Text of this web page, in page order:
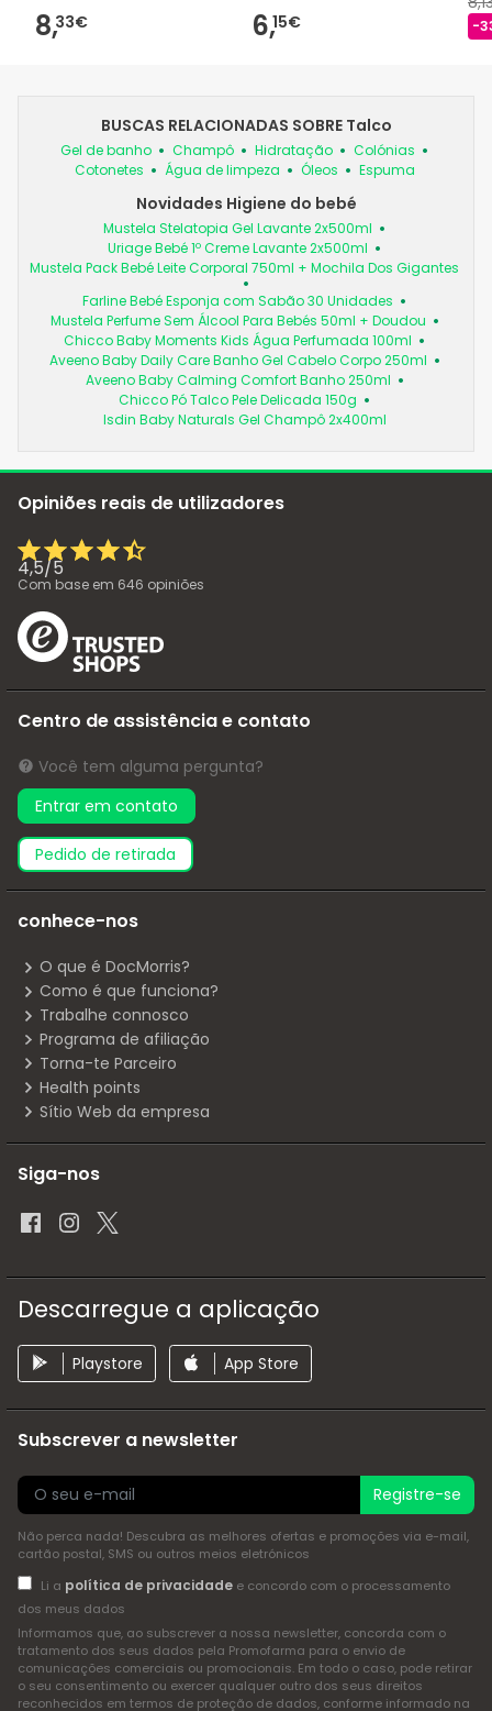
8,33€ 6,15€ -
BUSCAS RELACIONADAS SOBRE Talco
Gel de banho Champô Hidratação
Colónias
Cotonetes
Água de limpeza Óleos Espuma
Novidades Higiene do bebé
Mustela Stelatopia Gel Lavante 2x500ml
Uriage Bebé 1º Creme Lavante 2x500ml
Mustela Pack Bebé Leite Corporal 750ml + Mochila Dos Gigantes
Farline Bebé Esponja com Sabão 30 Unidades
Mustela Perfume Sem Álcool Para Bebés 50ml + Doudou
Chicco Baby Moments Kids Água Perfumada 100ml
Aveeno Baby Daily Care Banho Gel Cabelo Corpo 250ml
Aveeno Baby Calming Comfort Banho 250ml
Chicco Pó Talco Pele Delicada 150g
Isdin Baby Naturals Gel Champô 2x400ml
Opiniões reais de utilizadores
4,5/5
Com base em 646 opiniões
Centro de assistência e contato
Você tem alguma pergunta?
Entrar em contato
pedido de retirada
conhece-nos
O que é DocMorris?
Como é que funciona?
Trabalhe connosco
Programa de afiliação
Torna-te Parceiro
Health points
Sítio Web da empresa
Siga-nos
Descarregue a aplicação
Playstore App Store
Subscrever a newsletter
Registre-se
Não perca nada! Descubra as melhores ofertas e promoções via e-mail,
cartão postal, SMS ou outros meios eletrónicos
Li a política de privacidadee concordo com o processamento
dos meus dados
Informamos que, ao subscrever a nossa newsletter, concorda com o
tratamento dos seus dados pela Promofarma para o envio de
comunicações comerciais ou promocionais. Em todo o caso, pode retirar
o seu consentimento ou exercer qualquer outro dos seus direitos
reconhecidos em termos de proteção de dados, conforme informado na